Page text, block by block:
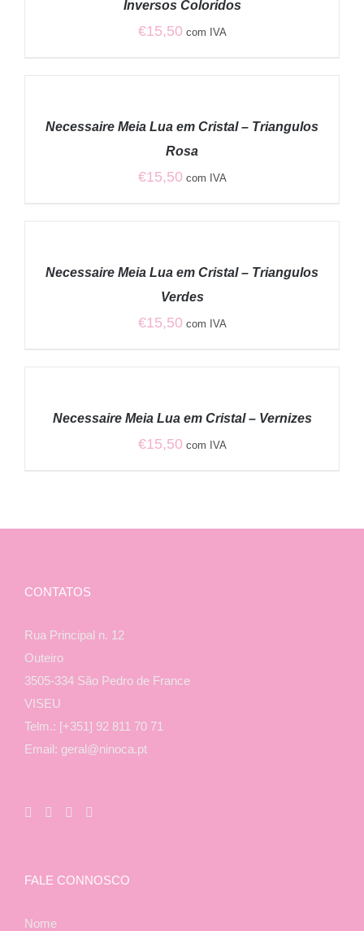
Inversos Coloridos
€15,50 com IVA
DETALHES
Necessaire Meia Lua em Cristal – Triangulos
Rosa
€15,50 com IVA
DETALHES
Necessaire Meia Lua em Cristal – Triangulos
Verdes
€15,50 com IVA
DETALHES
Necessaire Meia Lua em Cristal – Vernizes
€15,50 com IVA
CONTATOS
Rua Principal n. 12
Outeiro
3505-334 São Pedro de France
VISEU
Telm.: [+351] 92 811 70 71
Email: geral@ninoca.pt
FALE CONNOSCO
Nome